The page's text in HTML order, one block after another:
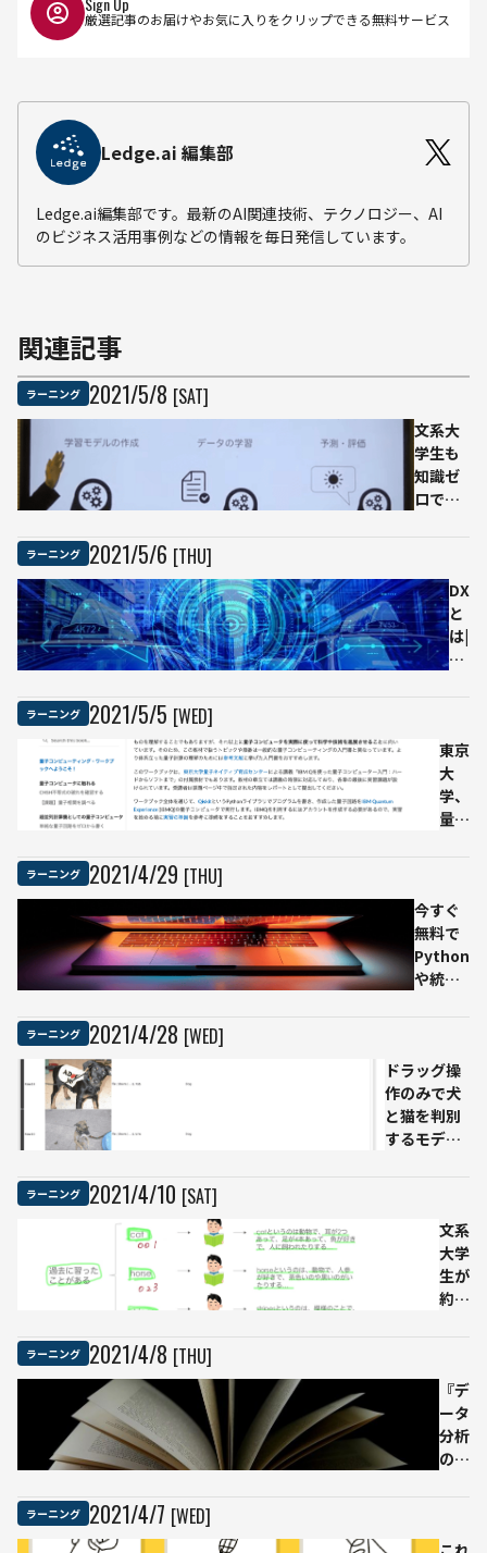
厳選記事のお届けやお気に入りをクリップできる無料サービス
Ledge.ai 編集部
Ledge.ai編集部です。最新のAI関連技術、テクノロジー、AI
のビジネス活用事例などの情報を毎日発信しています。
関連記事
ラーニング 2021/5/8 [SAT]
文系大
学生も
知識ゼ
ロで達
料の
Python
入門講
座にチ
ラーニング 2021/5/6 [THU]
DX
と
は|
日
の
正
し
い
ル
ト
ラ
ン
ー
メ
ー
シ
進
め
方
ラーニング 2021/5/5 [WED]
東京
大
学、
量子
ィン
グ入
門教
材が
から
自習
でき
る教
ラーニング 2021/4/29 [THU]
今すぐ
無料で
Python
や統計
テンツ6
選
ラーニング 2021/4/28 [WED]
ドラッグ操
作のみで犬
と猫を判別
するモデル
Analytics
Platform」
ラーニング 2021/4/10 [SAT]
文系
大学
生が
約1
歴史
がわ
かる
無料
ラーニング 2021/4/8 [THU]
『デ
ータ
分析
のた
ラーニング 2021/4/7 [WED]